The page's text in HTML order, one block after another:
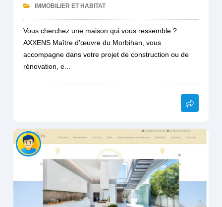
IMMOBILIER ET HABITAT
Vous cherchez une maison qui vous ressemble ?
AXXENS Maître d'œuvre du Morbihan, vous
accompagne dans votre projet de construction ou de
rénovation, e...